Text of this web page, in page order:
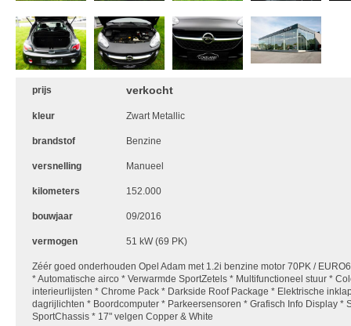
prijs verkocht
kleur Zwart Metallic
brandstof Benzine
versnelling Manueel
kilometers 152.000
bouwjaar 09/2016
vermogen 51 kW (69 PK)
Zéér goed onderhouden Opel Adam met 1.2i benzine motor 70PK /
* Automatische airco * Verwarmde SportZetels * Multifunctioneel stuur *
interieurlijsten * Chrome Pack * Darkside Roof Package * Elektrische
dagrijlichten * Boordcomputer * Parkeersensoren * Grafisch Info Display *
SportChassis * 17" velgen Copper & White